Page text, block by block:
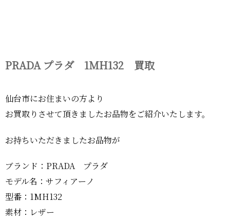
PRADA プラダ 1MH132 買取
仙台市にお住まいの方より
お買取りさせて頂きましたお品物をご紹介いたします。
お持ちいただきましたお品物が
ブランド：PRADA プラダ
モデル名：サフィアーノ
型番：1MH132
素材：レザー